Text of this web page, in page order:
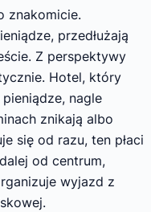
znakomicie.
przedłużają
Z perspektywy
Hotel, który
nagle
znikają albo
się od razu, ten płaci
od centrum,
wyjazd z